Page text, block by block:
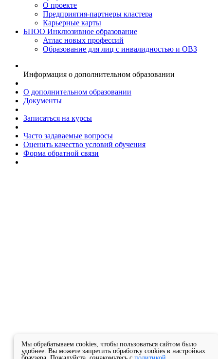
О проекте
Предприятия-партнеры кластера
Карьерные карты
БПОО Инклюзивное образование
Атлас новых профессий
Образование для лиц с инвалидностью и ОВЗ
Информация о дополнительном образовании
О дополнительном образовании
Документы
Записаться на курсы
Часто задаваемые вопросы
Оценить качество условий обучения
Форма обратной связи
Мы обрабатываем cookies, чтобы пользоваться сайтом было
удобнее. Вы можете запретить обработку cookies в настройках